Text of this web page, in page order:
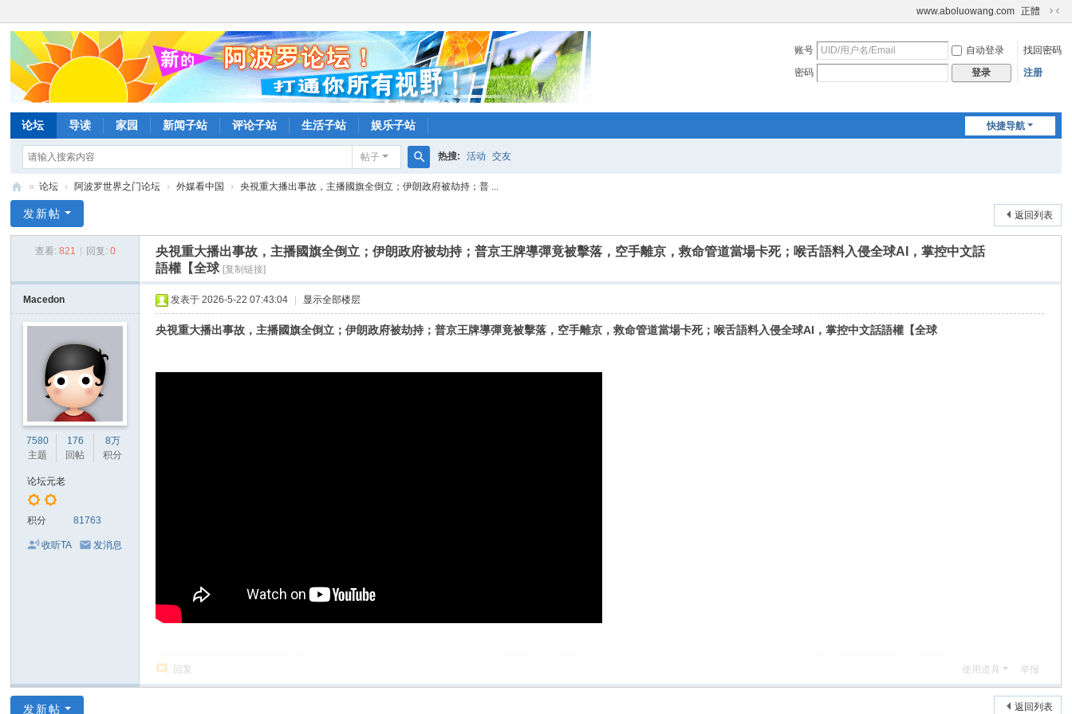
www.aboluowang.com 正體
切
到
账号 自动登录
找回密码
密码
登录 注册
快捷导航
论坛 导读 家园 新闻子站 评论子站 生活子站 娱乐子站
帖子
搜
热搜: 活动 交友
波
网
论
坛
» 论坛 › 阿波罗世界之门论坛 › 外媒看中国 › 央視重大播出事故，主播國旗全倒立；伊朗政府被劫持；普 ...
返回列表
发新帖
查看: 821 回复: 0
央視重大播出事故，主播國旗全倒立；伊朗政府被劫持；普京王牌導彈竟被擊落，空手離京，救命管道當場卡死；喉舌語料入侵全球AI，掌控中文話
語權【全球 [复制链接]
Macedon
7580
主题
176
回帖
8万
积分
论坛元老
积分 81763
收听TA 发消息
发表于 2026-5-22 07:43:04 显示全部楼层
央視重大播出事故，主播國旗全倒立；伊朗政府被劫持；普京王牌導彈竟被擊落，空手離京，救命管道當場卡死；喉舌語料入侵全球AI，掌控中文話語權【全球
回复 使用道具 举报
返回列表
发新帖